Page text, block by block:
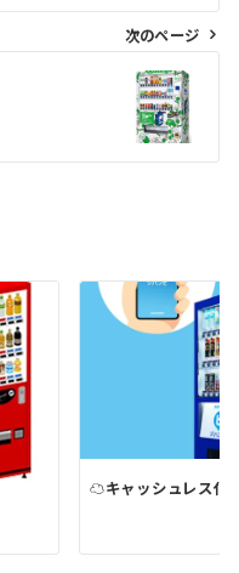
次のページ
☁️キャッシュレス化